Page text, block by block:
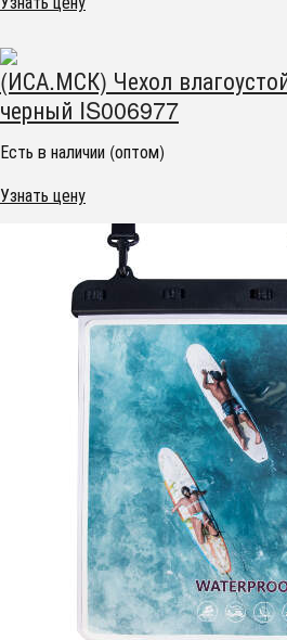
(ИСА.МСК) Чехол
черный IS006977
Есть в наличии (оптом)
Узнать цену